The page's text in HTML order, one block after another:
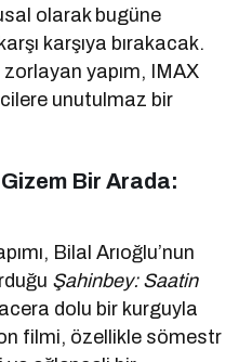
olarak bugüne
karşıya bırakacak.
zorlayan yapım, IMAX
unutulmaz bir
Bir Arada:
Bilal Arıoğlu’nun
Şahinbey: Saatin
dolu bir kurguyla
filmi, özellikle sömestr